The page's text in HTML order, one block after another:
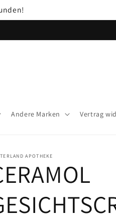
Andere Marken Vertrag
APOTHEKE